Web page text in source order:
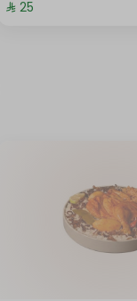
⁨⁦‪‬ 25⁩